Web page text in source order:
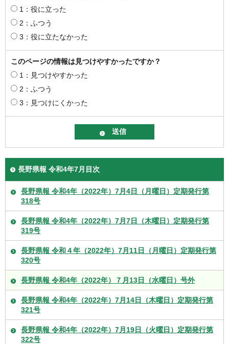
1：役に立った
2：ふつう
3：役に立たなかった
このページの情報は見つけやすかったですか？
1：見つけやすかった
2：ふつう
3：見つけにくかった
長野県報 令和4年7月目次
長野県報 令和4年（2022年）7月4日（月曜日）定期発行第
318号
長野県報 令和4年（2022年）7月7日（木曜日）定期発行第
319号
長野県報 令和４年（2022年）7月11日（月曜日）定期発行第
320号
長野県報 令和4年（2022年）７月13日（水曜日）号外
長野県報 令和4年（2022年）7月14日（木曜日）定期発行第
321号
長野県報 令和4年（2022年）7月19日（火曜日）定期発行第
322号